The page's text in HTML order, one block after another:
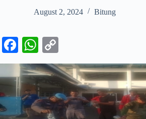
August 2, 2024 Bitung
Fa
ce
bo
ok
W
ha
ts
A
pp
op
y
Li
nk